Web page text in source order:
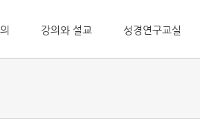
강의와 설교 성경연구교실